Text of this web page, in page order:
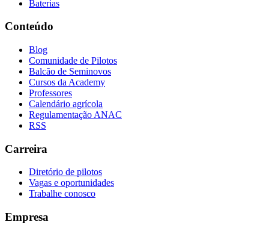
Baterias
Conteúdo
Blog
Comunidade de Pilotos
Balcão de Seminovos
Cursos da Academy
Professores
Calendário agrícola
Regulamentação ANAC
RSS
Carreira
Diretório de pilotos
Vagas e oportunidades
Trabalhe conosco
Empresa